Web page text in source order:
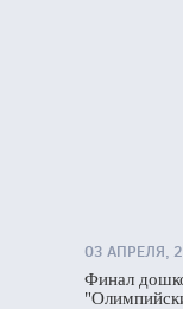
03 АПРЕЛЯ,
Финал